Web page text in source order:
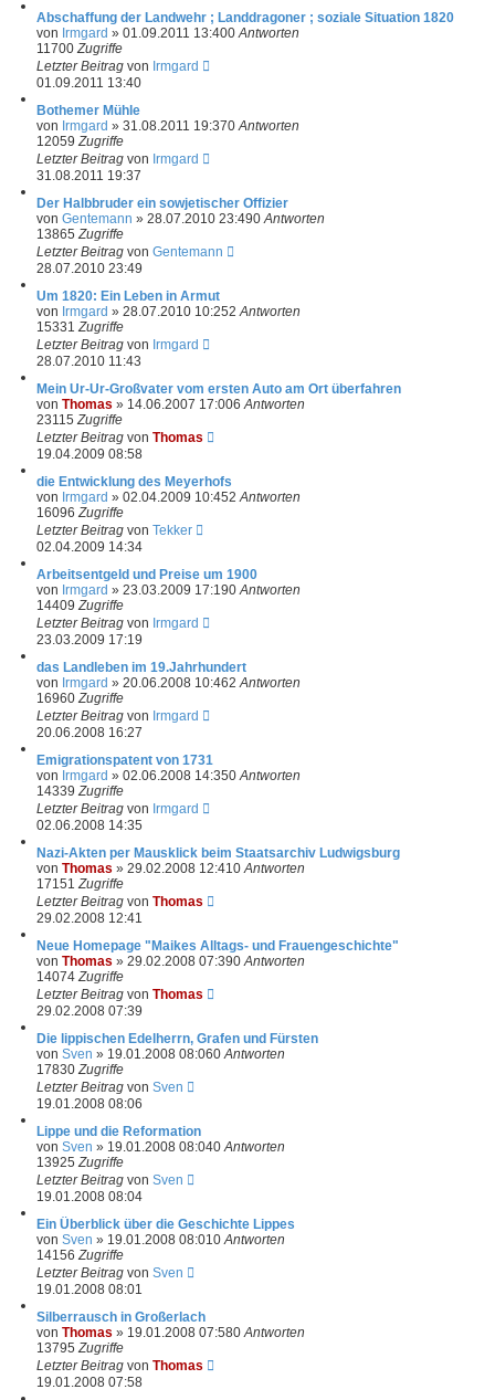
Abschaffung der Landwehr ; Landdragoner ; soziale Situation 1820
von Irmgard » 01.09.2011 13:400Antworten
11700Zugriffe
Letzter Beitrag von Irmgard
01.09.2011 13:40
Bothemer Mühle
von Irmgard » 31.08.2011 19:370Antworten
12059Zugriffe
Letzter Beitrag von Irmgard
31.08.2011 19:37
Der Halbbruder ein sowjetischer Offizier
von Gentemann » 28.07.2010 23:490Antworten
13865Zugriffe
Letzter Beitrag von Gentemann
28.07.2010 23:49
Um 1820: Ein Leben in Armut
von Irmgard » 28.07.2010 10:252Antworten
15331Zugriffe
Letzter Beitrag von Irmgard
28.07.2010 11:43
Mein Ur-Ur-Großvater vom ersten Auto am Ort überfahren
von Thomas » 14.06.2007 17:006Antworten
23115Zugriffe
Letzter Beitrag von Thomas
19.04.2009 08:58
die Entwicklung des Meyerhofs
von Irmgard » 02.04.2009 10:452Antworten
16096Zugriffe
Letzter Beitrag von Tekker
02.04.2009 14:34
Arbeitsentgeld und Preise um 1900
von Irmgard » 23.03.2009 17:190Antworten
14409Zugriffe
Letzter Beitrag von Irmgard
23.03.2009 17:19
das Landleben im 19.Jahrhundert
von Irmgard » 20.06.2008 10:462Antworten
16960Zugriffe
Letzter Beitrag von Irmgard
20.06.2008 16:27
Emigrationspatent von 1731
von Irmgard » 02.06.2008 14:350Antworten
14339Zugriffe
Letzter Beitrag von Irmgard
02.06.2008 14:35
Nazi-Akten per Mausklick beim Staatsarchiv Ludwigsburg
von Thomas » 29.02.2008 12:410Antworten
17151Zugriffe
Letzter Beitrag von Thomas
29.02.2008 12:41
Neue Homepage "Maikes Alltags- und Frauengeschichte"
von Thomas » 29.02.2008 07:390Antworten
14074Zugriffe
Letzter Beitrag von Thomas
29.02.2008 07:39
Die lippischen Edelherrn, Grafen und Fürsten
von Sven » 19.01.2008 08:060Antworten
17830Zugriffe
Letzter Beitrag von Sven
19.01.2008 08:06
Lippe und die Reformation
von Sven » 19.01.2008 08:040Antworten
13925Zugriffe
Letzter Beitrag von Sven
19.01.2008 08:04
Ein Überblick über die Geschichte Lippes
von Sven » 19.01.2008 08:010Antworten
14156Zugriffe
Letzter Beitrag von Sven
19.01.2008 08:01
Silberrausch in Großerlach
von Thomas » 19.01.2008 07:580Antworten
13795Zugriffe
Letzter Beitrag von Thomas
19.01.2008 07:58